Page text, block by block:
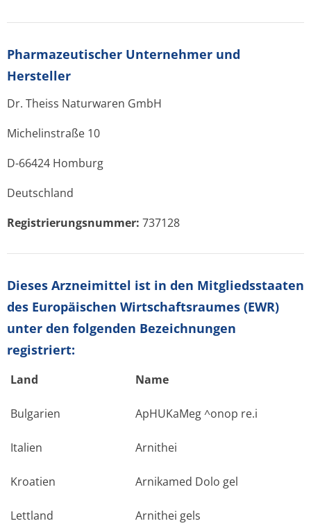
Pharmazeutischer Unternehmer und
Hersteller
Dr. Theiss Naturwaren GmbH
Michelinstraße 10
D-66424 Homburg
Deutschland
Registrierungsnum­mer: 737128
Dieses Arzneimittel ist in den Mitgliedsstaaten
des Europäischen Wirtschaftsraumes (EWR)
unter den folgenden Bezeichnungen
registriert:
Land Name
Bulgarien ApHUKaMeg ^onop re.i
Italien Arnithei
Kroatien Arnikamed Dolo gel
Lettland Arnithei gels